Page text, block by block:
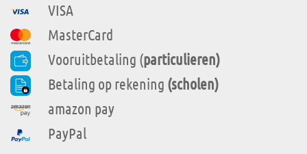
VISA
MasterCard
Vooruitbetaling (particulieren)
Betaling op rekening (scholen)
amazon pay
PayPal